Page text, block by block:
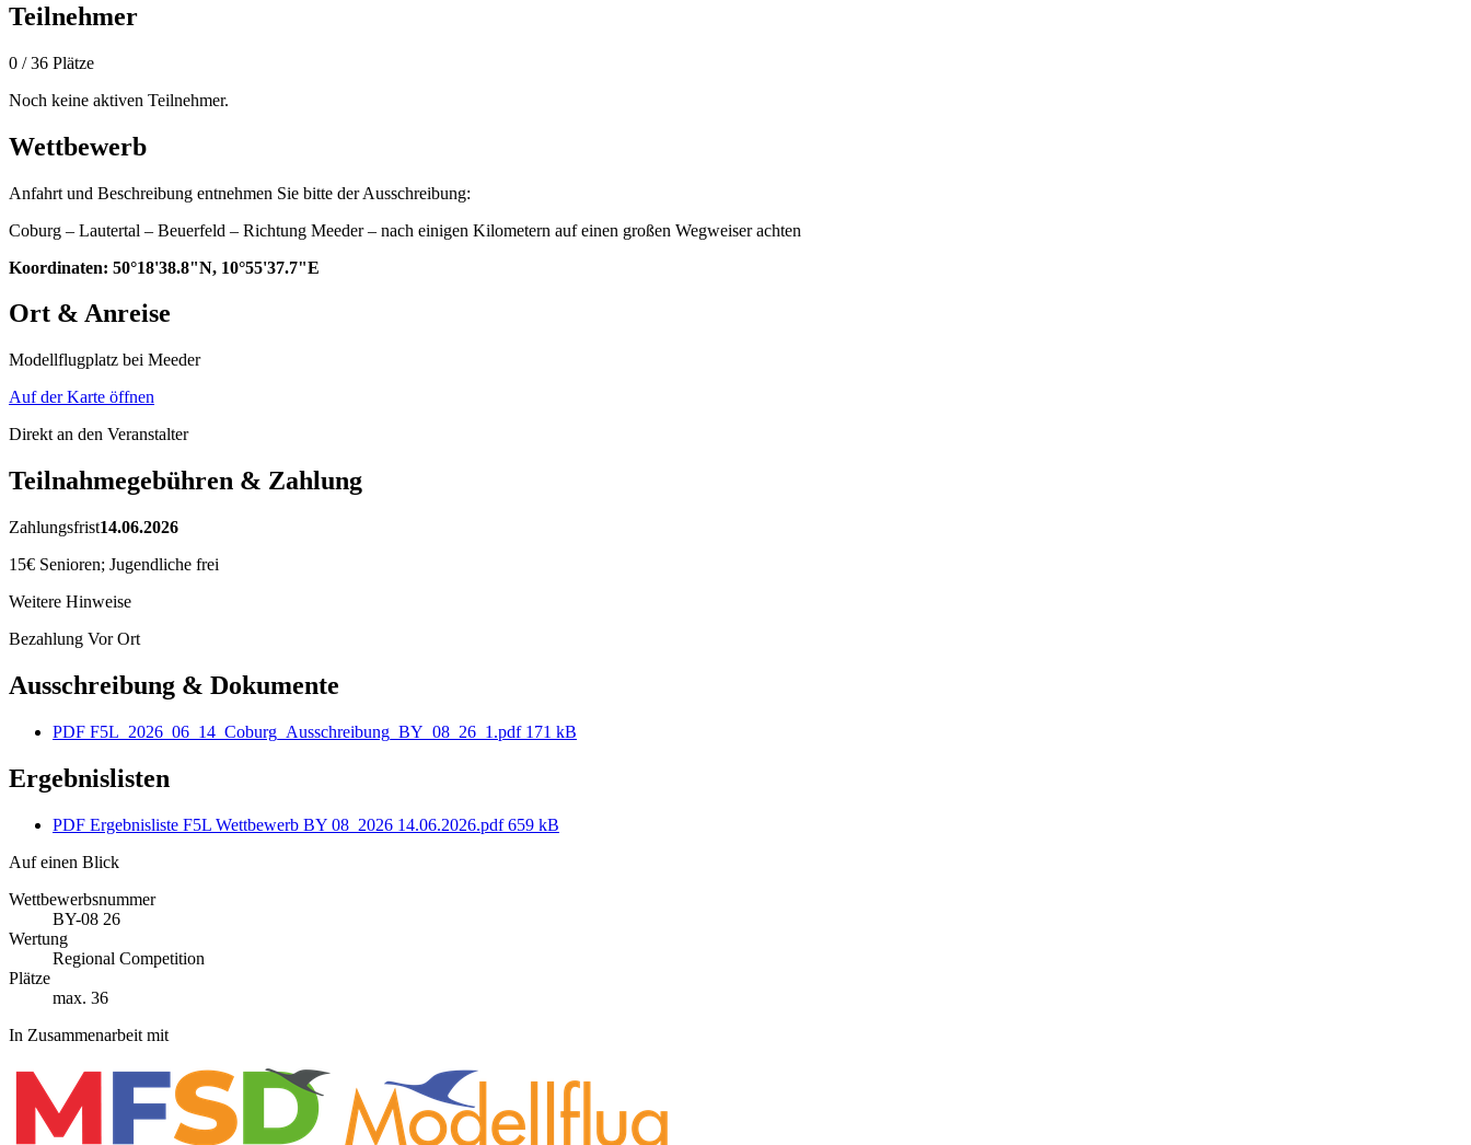
Teilnehmer
0 / 36 Plätze
Noch keine aktiven Teilnehmer.
Wettbewerb
Anfahrt und Beschreibung entnehmen Sie bitte der Ausschreibung:
Coburg – Lautertal – Beuerfeld – Richtung Meeder – nach einigen Kilometern auf einen großen Wegweiser achten
Koordinaten: 50°18'38.8"N, 10°55'37.7"E
Ort & Anreise
Modellflugplatz bei Meeder
Auf der Karte öffnen
Direkt an den Veranstalter
Teilnahmegebühren & Zahlung
Zahlungsfrist14.06.2026
15€ Senioren; Jugendliche frei
Weitere Hinweise
Bezahlung Vor Ort
Ausschreibung & Dokumente
PDF F5L_2026_06_14_Coburg_Ausschreibung_BY_08_26_1.pdf 171 kB
Ergebnislisten
PDF Ergebnisliste F5L Wettbewerb BY 08_2026 14.06.2026.pdf 659 kB
Auf einen Blick
Wettbewerbsnummer
BY-08 26
Wertung
Regional Competition
Plätze
max. 36
In Zusammenarbeit mit